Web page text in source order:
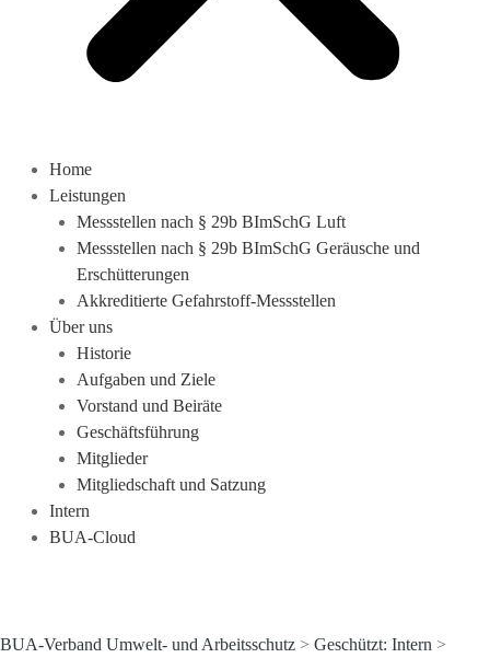
Home
Leistungen
Messstellen nach § 29b BImSchG Luft
Messstellen nach § 29b BImSchG Geräusche und
Erschütterungen
Akkreditierte Gefahrstoff-Messstellen
Über uns
Historie
Aufgaben und Ziele
Vorstand und Beiräte
Geschäftsführung
Mitglieder
Mitgliedschaft und Satzung
Intern
BUA-Cloud
BUA-Verband Umwelt- und Arbeitsschutz > Geschützt: Intern >